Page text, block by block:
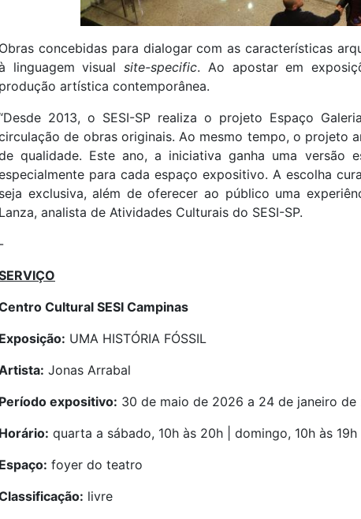
Obras concebidas para dialogar com as características
linguagem visualsite-specific. Ao apostar em
produção artística contemporânea.
2013, o SESI-SP realiza o projeto Espaço
de obras originais. Ao mesmo tempo, o projeto
qualidade. Este ano, a iniciativa ganha uma versão
para cada espaço expositivo. A escolha
seja exclusiva, além de oferecer ao público uma
Lanza, analista de Atividades Culturais do SESI-SP.
-
Cultural SESI Campinas
Exposição: UMA HISTÓRIA FÓSSIL
Jonas Arrabal
Período expositivo: 30 de maio de 2026 a 24 de janeiro de
Horário: quarta a sábado, 10h às 20h | domingo, 10h às 19h
Espaço: foyer do teatro
livre